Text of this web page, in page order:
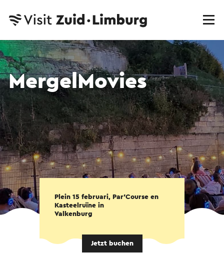
MergelMovies
Plein 15 februari, Par'Course en
Kasteelruïne in
Valkenburg
Jetzt buchen